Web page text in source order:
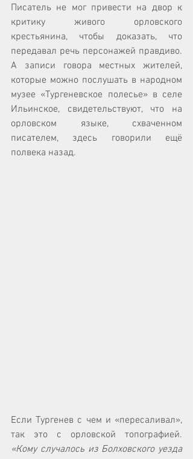
Писатель не мог привести на двор к
критику живого орловского
крестьянина, чтобы доказать, что
передавал речь персонажей правдиво.
А записи говора местных жителей,
которые можно послушать в народном
музее «Тургеневское полесье» в селе
Ильинское, свидетельствуют, что на
орловском языке, схваченном
писателем, здесь говорили ещё
полвека назад.
Если Тургенев с чем и «пересаливал»,
«Кому случалось из Болховского уезда